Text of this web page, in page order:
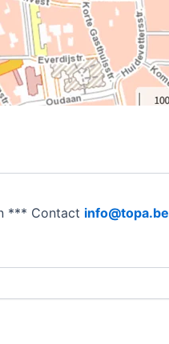
*** Contact info@topa.be